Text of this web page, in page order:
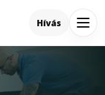
Hívás